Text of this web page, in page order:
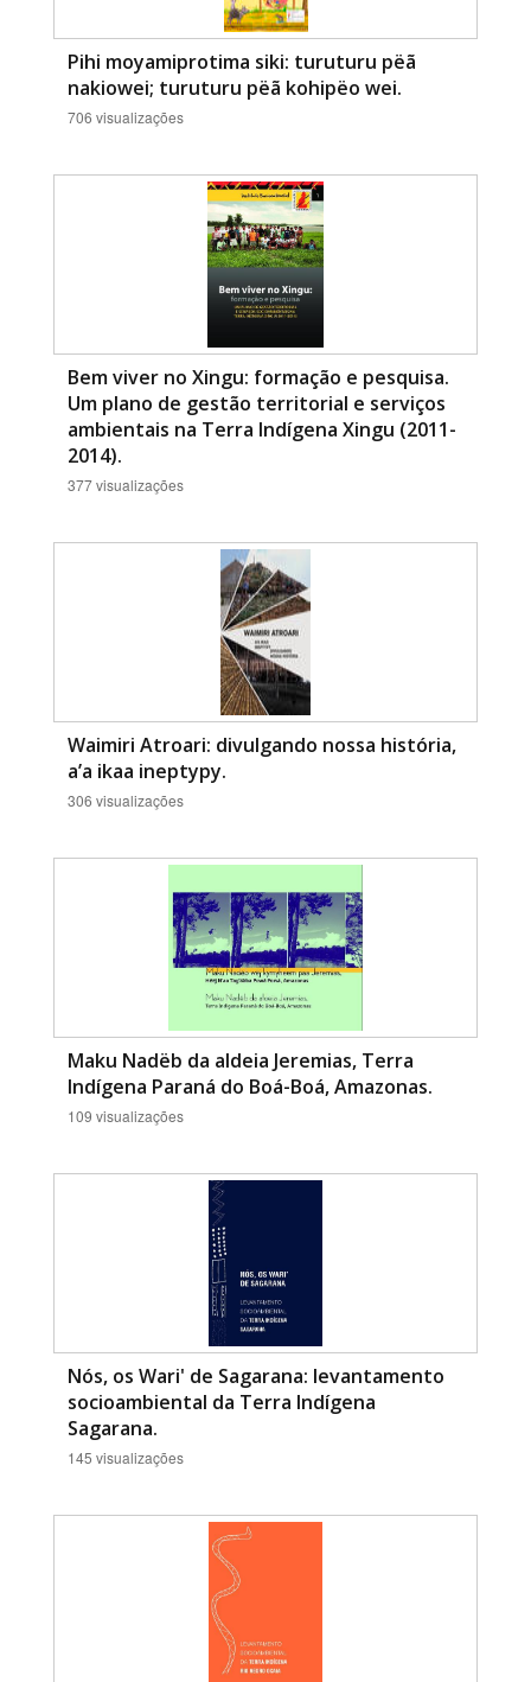
Pihi moyamiprotima siki: turuturu pëã
nakiowei; turuturu pëã kohipëo wei.
706 visualizações
Bem viver no Xingu: formação e pesquisa.
Um plano de gestão territorial e serviços
ambientais na Terra Indígena Xingu (2011-
2014).
377 visualizações
Waimiri Atroari: divulgando nossa história,
a’a ikaa ineptypy.
306 visualizações
Maku Nadëb da aldeia Jeremias, Terra
Indígena Paraná do Boá-Boá, Amazonas.
109 visualizações
Nós, os Wari' de Sagarana: levantamento
socioambiental da Terra Indígena
Sagarana.
145 visualizações